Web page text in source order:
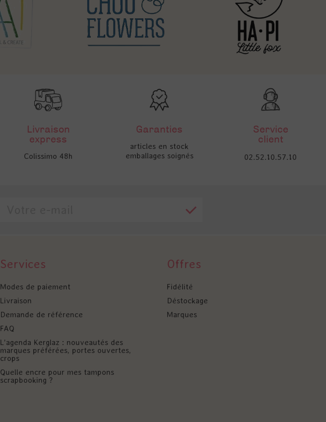
Livraison
express
Colissimo 48h
Garanties
articles en stock
emballages soignés
Service
client
02.52.10.57.10
Services
Modes de paiement
Livraison
Demande de référence
FAQ
L'agenda Kerglaz : nouveautés des
marques préférées, portes ouvertes,
crops
Quelle encre pour mes tampons
scrapbooking ?
Offres
Fidélité
Déstockage
Marques